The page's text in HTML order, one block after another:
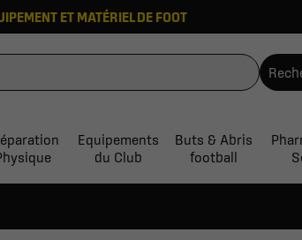
ET MATÉRIEL DE FOOT
Equipements
du Club
Buts & Abris
football